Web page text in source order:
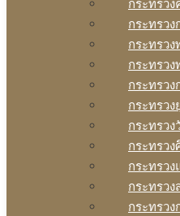
กระทรว
กระทรวง
กระทรวง
กระทรว
กระทรวง
กระทรว
กระทรว
กระทรว
กระทรวง
กระทรว
กระทรว